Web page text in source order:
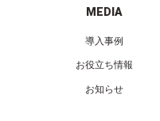
MEDIA
導入事例
お役立ち情報
お知らせ